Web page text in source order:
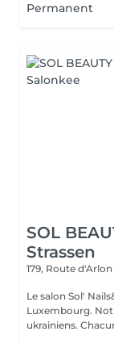
Permanent
SOL
Strassen
179, Route d'Arlon
Le salon Sol'
Luxembourg. Notre équipe est composée de PROspécialistes
ukrainiens.